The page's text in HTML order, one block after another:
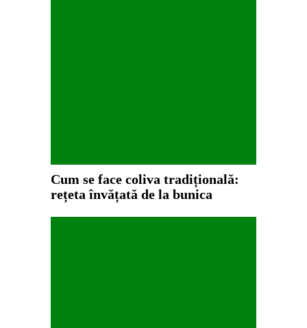
Cum se face coliva tradițională:
rețeta învățată de la bunica